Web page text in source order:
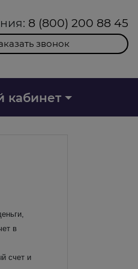
8 (800) 200 88 45
звонок
кабинет
в
счет и